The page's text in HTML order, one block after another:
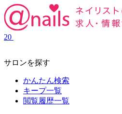
20
サロンを探す
かんたん検索
キープ一覧
閲覧履歴一覧